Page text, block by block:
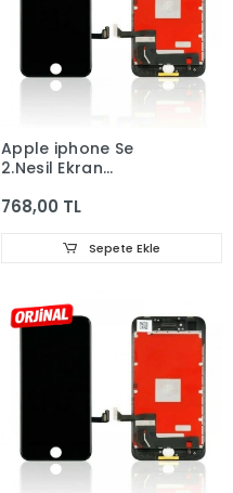
Apple iphone Se
2.Nesil Ekran
768,00 TL
Sepete Ekle